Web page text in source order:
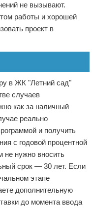
не вызывают.
работы и хорошей
проект в
в ЖК "Летний сад"
случаев
как за наличный
реально
и получить
с годовой процентной
не нужно вносить
срок — 30 лет. Если
этапе
дополнительную
до момента ввода